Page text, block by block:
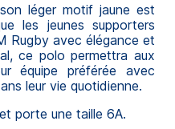
léger motif jaune est
les jeunes supporters
Rugby avec élégance et
ce polo permettra aux
équipe préférée avec
leur vie quotidienne.
porte une taille 6A.